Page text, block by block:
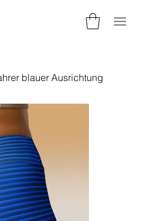
blauer Ausrichtung